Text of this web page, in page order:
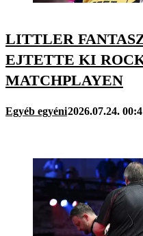
LITTLER
EJTETTE KI
MATCHPLAYEN
Egyéb egyéni2026.07.24.